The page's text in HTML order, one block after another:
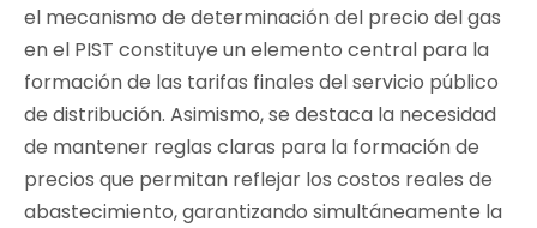
el mecanismo de determinación del precio del gas
en el PIST constituye un elemento central para la
formación de las tarifas finales del servicio público
de distribución. Asimismo, se destaca la necesidad
de mantener reglas claras para la formación de
precios que permitan reflejar los costos reales de
abastecimiento, garantizando simultáneamente la